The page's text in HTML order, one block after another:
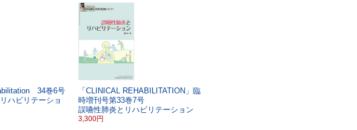
34巻6号
ハビリテーショ
「CLINICAL REHABILITATION」臨
時増刊号第33巻7号
誤嚥性肺炎とリハビリテーション
3,300円